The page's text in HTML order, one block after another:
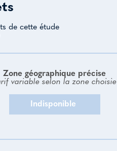
de cette étude
Zone géographique précise
variable selon la zone choisie
Indisponible